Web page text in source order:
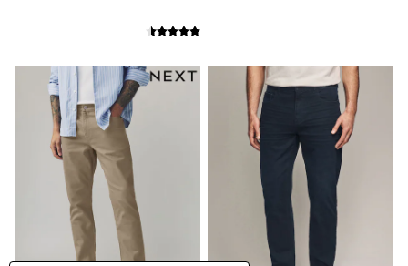
100% Cotton Dresses
All Underwear
Thermals
Robes
Sleepsuits
Slippers
Socks & Tights
All Footwear
Sandals & Clogs
Boots